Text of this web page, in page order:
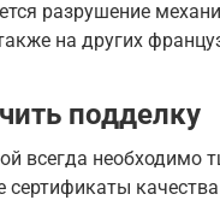
разрушение
на других
подделку
всегда необходимо
сертификаты